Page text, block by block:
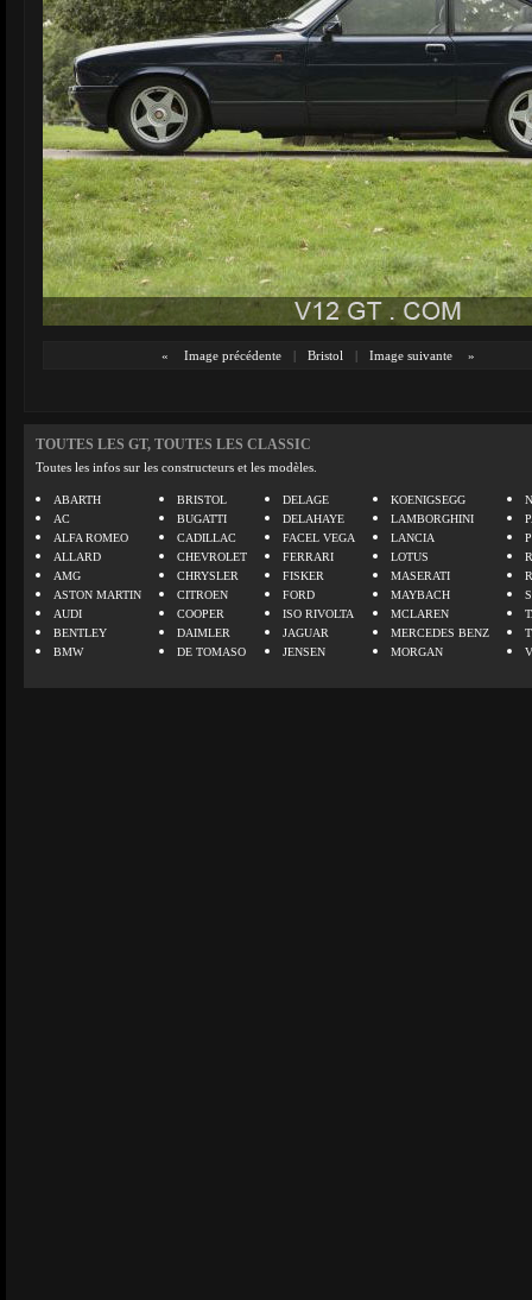
« Image précédente | Bristol | Image suivante »
TOUTES LES GT, TOUTES LES CLASSIC
Toutes les infos sur les constructeurs et les modèles.
ABARTH
AC
ALFA ROMEO
ALLARD
AMG
ASTON MARTIN
AUDI
BENTLEY
BMW
BRISTOL
BUGATTI
CADILLAC
CHEVROLET
CHRYSLER
CITROEN
COOPER
DAIMLER
DE TOMASO
DELAGE
DELAHAYE
FACEL VEGA
FERRARI
FISKER
FORD
ISO RIVOLTA
JAGUAR
JENSEN
KOENIGSEGG
LAMBORGHINI
LANCIA
LOTUS
MASERATI
MAYBACH
MCLAREN
MERCEDES BENZ
MORGAN